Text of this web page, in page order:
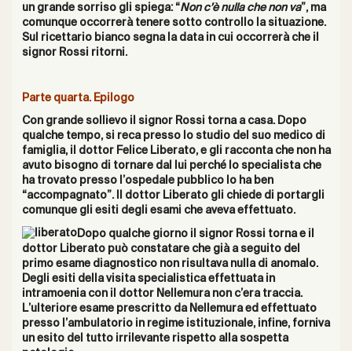
un grande sorriso gli spiega: “Non c’è nulla che non va”, ma
comunque occorrerà tenere sotto controllo la situazione.
Sul ricettario bianco segna la data in cui occorrerà che il
signor Rossi ritorni.
Parte quarta. Epilogo
Con grande sollievo il signor Rossi torna a casa. Dopo
qualche tempo, si reca presso lo studio del suo medico di
famiglia, il dottor Felice Liberato, e gli racconta che non ha
avuto bisogno di tornare dal lui perché lo specialista che
ha trovato presso l’ospedale pubblico lo ha ben
“accompagnato”. Il dottor Liberato gli chiede di portargli
comunque gli esiti degli esami che aveva effettuato.
Dopo qualche giorno il signor Rossi torna e il
dottor Liberato può constatare che già a seguito del
primo esame diagnostico non risultava nulla di anomalo.
Degli esiti della visita specialistica effettuata in
intramoenia con il dottor Nellemura non c’era traccia.
L’ulteriore esame prescritto da Nellemura ed effettuato
presso l’ambulatorio in regime istituzionale, infine, forniva
un esito del tutto irrilevante rispetto alla sospetta